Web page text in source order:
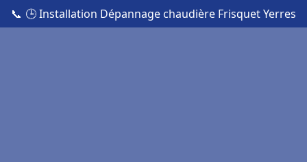
📞 🕒 Installation Dépannage chaudière Frisquet Yerres